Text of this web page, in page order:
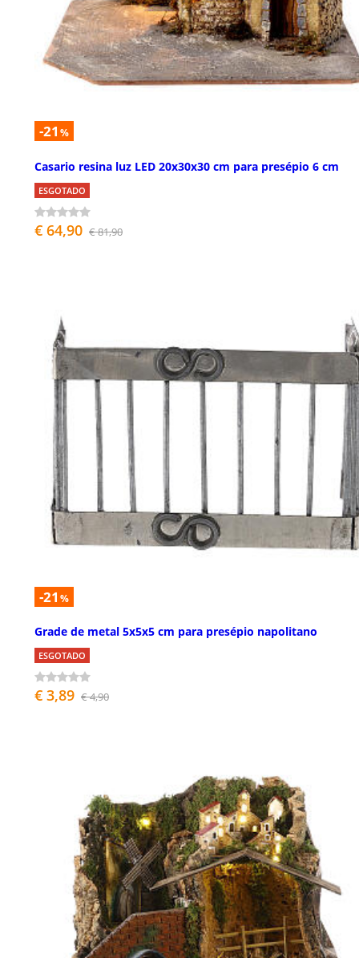
-21 %
Casario resina luz LED 20x30x30 cm para presépio 6 cm
ESGOTADO
€ 64,90 € 81,90
-21 %
Grade de metal 5x5x5 cm para presépio napolitano
ESGOTADO
€ 3,89 € 4,90